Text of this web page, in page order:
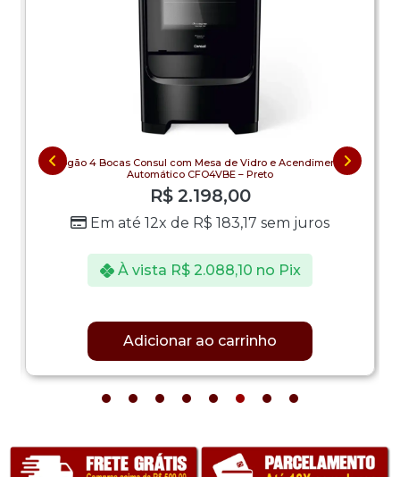
Fogão 4 Bocas Consul com Mesa de Vidro e Acendimento
Automático CFO4VBE – Preto
R$2.198,00
Em até 12x de R$ 183,17 sem juros
À vista R$2.088,10 no Pix
Adicionar ao carrinho